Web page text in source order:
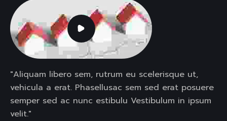
"Aliquam libero sem, rutrum eu scelerisque ut,
vehicula a erat. Phasellusac sem sed erat posuere
semper sed ac nunc estibulu Vestibulum in ipsum
velit."